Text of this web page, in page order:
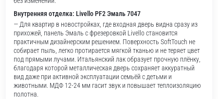
Внутренняя отделка: Livello PF2 Эмаль 7047
— Для квартир в новостройках, где входная дверь видна сразу из
прихожей, панель Эмаль с фрезеровкой Livello становится
практичным дизайнерским решением. Поверхность SoftTouch не
собирает пыль, легко протирается мягкой тканью и не теряет цвет
под прямыми лучами. Итальянский лак образует прочную плёнку,
благодаря которой металлическая дверь сохраняет аккуратный
вид даже при активной эксплуатации семьёй с детьми и
животными. МДФ 12-24 мм гасит звук и повышает теплоизоляцию
полотна.